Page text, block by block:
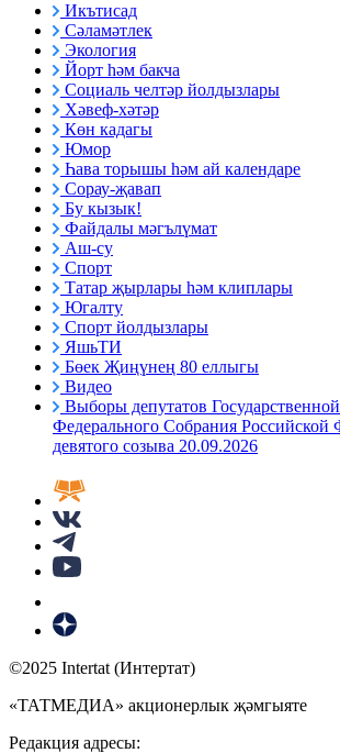
Икътисад
Сәламәтлек
Экология
Йорт һәм бакча
Социаль челтәр йолдызлары
Хәвеф-хәтәр
Көн кадагы
Юмор
Һава торышы һәм ай календаре
Сорау-җавап
Бу кызык!
Файдалы мәгълүмат
Аш-су
Спорт
Татар җырлары һәм клиплары
Югалту
Спорт йолдызлары
ЯшьТИ
Бөек Җиңүнең 80 еллыгы
Видео
Выборы депутатов
Федерального Собрания Российской
девятого созыва 20.09.2026
©2025 Intertat (Интертат)
«ТАТМЕДИА» акционерлык җәмгыяте
Редакция адресы: